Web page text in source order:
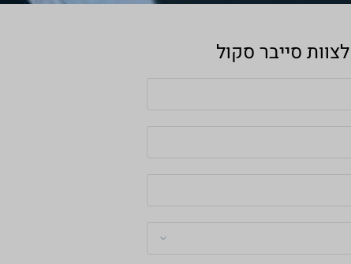
סייבר סקול